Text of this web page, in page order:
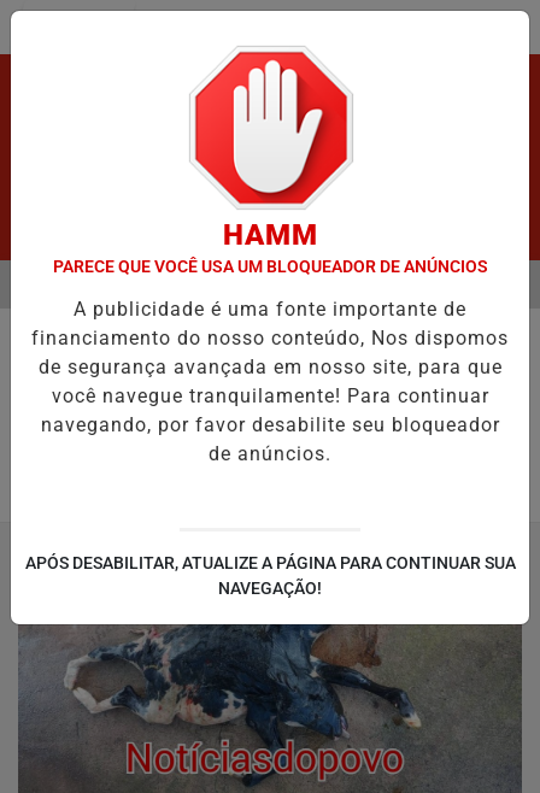
EM ALTA
CURIOSIDADES
Bezerro com duas cabeças.
São Miguel, o animal ja nasceu morto.
HAMM
PARECE QUE VOCÊ USA UM BLOQUEADOR DE ANÚNCIOS
A publicidade é uma fonte importante de
financiamento do nosso conteúdo, Nos dispomos
de segurança avançada em nosso site, para que
você navegue tranquilamente! Para continuar
navegando, por favor desabilite seu bloqueador
de anúncios.
APÓS DESABILITAR, ATUALIZE A PÁGINA PARA CONTINUAR SUA
NAVEGAÇÃO!